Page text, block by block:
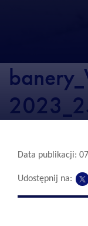
Data publikacji:
Udostępnij na: